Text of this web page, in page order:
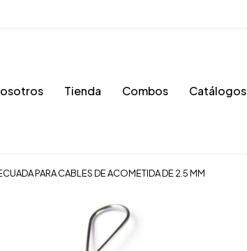
Tienda Combos Catálogos
PARA CABLES DE ACOMETIDA DE 2.5 MM